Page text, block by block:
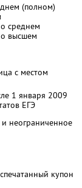
(полном)
среднем
высшем
с местом
1 января 2009
ЕГЭ
неограниченное
купон